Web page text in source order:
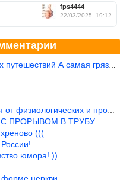
fps4444
22/03/2025, 19:12
А самая грязная в от
и прочих отходо
ПРОРЫВОМ В ТРУБУ
(((
юмора! ))